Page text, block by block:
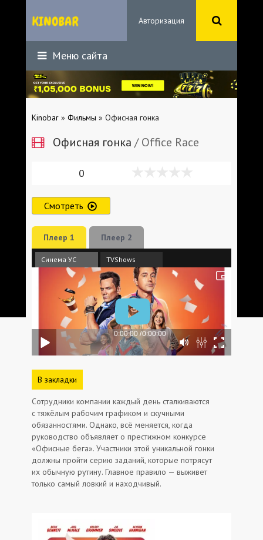
Авторизация
Меню сайта
Kinobar » Фильмы » Офисная гонка
Офисная гонка / Office Race
0
Смотреть
Плеер 1 Плеер 2
Синема УС TVShows
В закладки
Сотрудники компании каждый день сталкиваются
с тяжёлым рабочим графиком и скучными
обязанностями. Однако, всё меняется, когда
руководство объявляет о престижном конкурсе
«Офисные бега». Участники этой уникальной гонки
должны пройти серию заданий, которые потрясут
их обычную рутину. Главное правило — выживет
только самый ловкий и находчивый.